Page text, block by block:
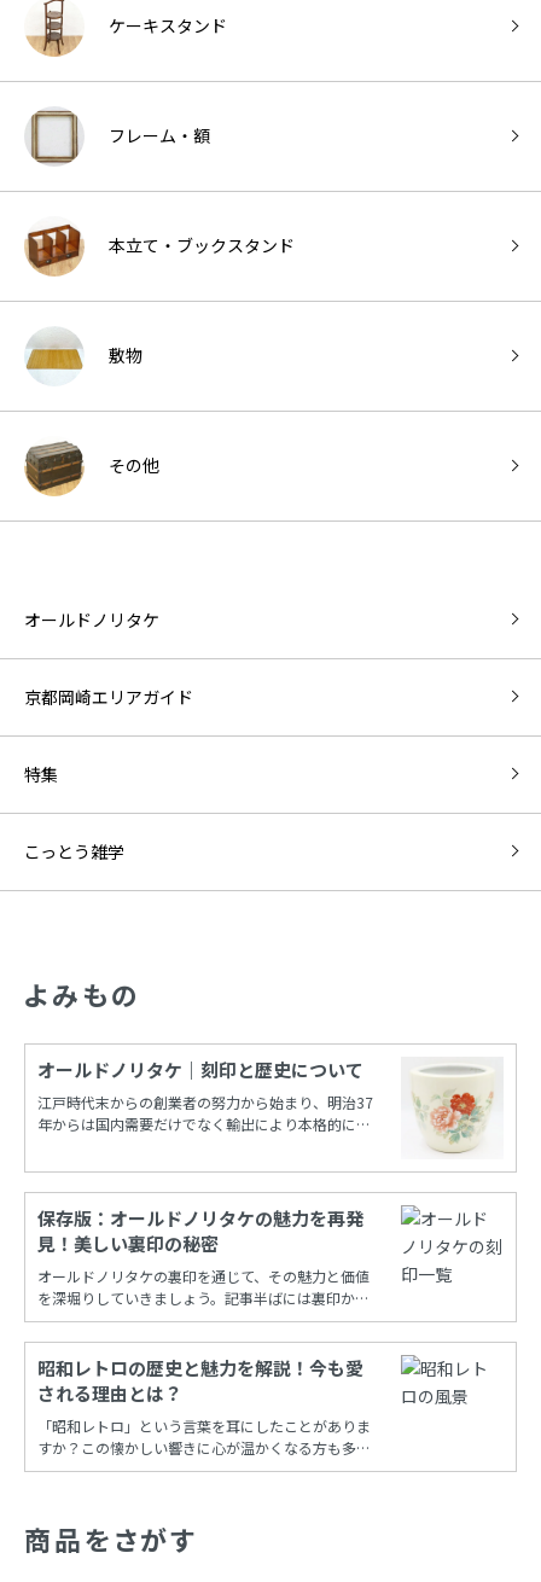
ケーキスタンド
フレーム・額
本立て・ブックスタンド
敷物
その他
オールドノリタケ
京都岡崎エリアガイド
特集
こっとう雑学
よみもの
オールドノリタケ｜刻印と歴史について
江戸時代末からの創業者の努力から始まり、明治37
年からは国内需要だけでなく輸出により本格的に栄
保存版：オールドノリタケの魅力を再発
見！美しい裏印の秘密
オールドノリタケの裏印を通じて、その魅力と価値
を深堀りしていきましょう。記事半ばには裏印から
年代を調べることができる保存版一覧もあります！
昭和レトロの歴史と魅力を解説！今も愛
される理由とは？
「昭和レトロ」という言葉を耳にしたことがありま
すか？この懐かしい響きに心が温かくなる方も多い
でしょう。昭和時代の風情を再現し、今も多くの
す。
商品をさがす